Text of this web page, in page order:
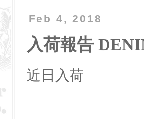
Feb 4, 2018
入荷報告
近日入荷